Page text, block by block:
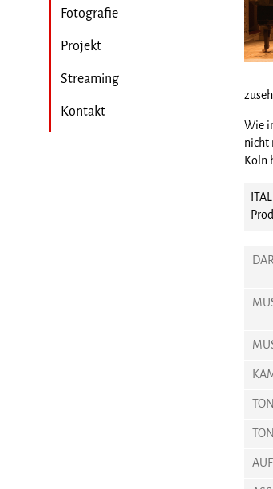
Fotografie
Projekt
Streaming
Kontakt
Wie
nicht
Köln
TON